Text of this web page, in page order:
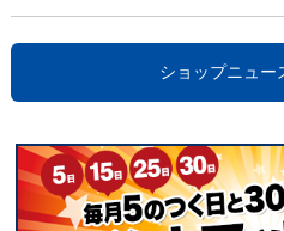
ショップニュー